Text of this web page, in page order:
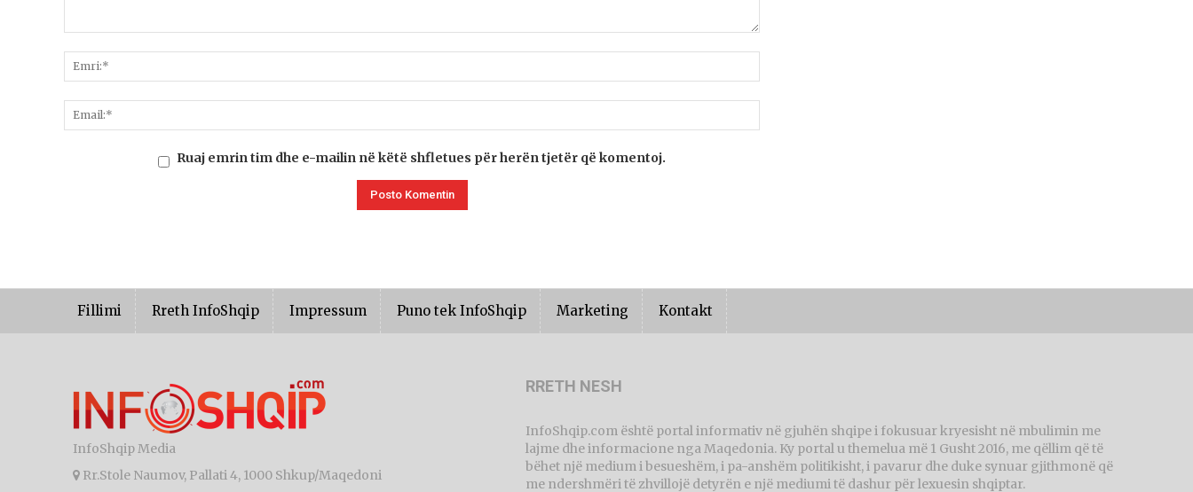
Ruaj emrin tim dhe e-mailin në këtë shfletues për herën tjetër që komentoj.
Fillimi Rreth InfoShqip Impressum Puno tek InfoShqip Marketing Kontakt
InfoShqip Media
Rr.Stole Naumov, Pallati 4, 1000 Shkup/Maqedoni
RRETH NESH
InfoShqip.com është portal informativ në gjuhën shqipe i fokusuar kryesisht në mbulimin me
lajme dhe informacione nga Maqedonia. Ky portal u themelua më 1 Gusht 2016, me qëllim që të
bëhet një medium i besueshëm, i pa-anshëm politikisht, i pavarur dhe duke synuar gjithmonë që
me ndershmëri të zhvillojë detyrën e një mediumi të dashur për lexuesin shqiptar.